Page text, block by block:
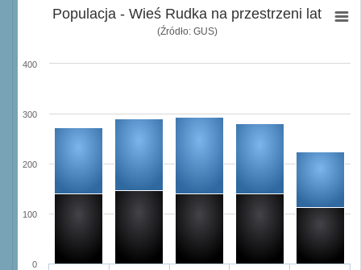
Populacja - Wieś Rudka na przestrzeni lat
(Źródło: GUS)
0
100
200
300
400